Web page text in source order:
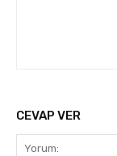
CEVAP VER